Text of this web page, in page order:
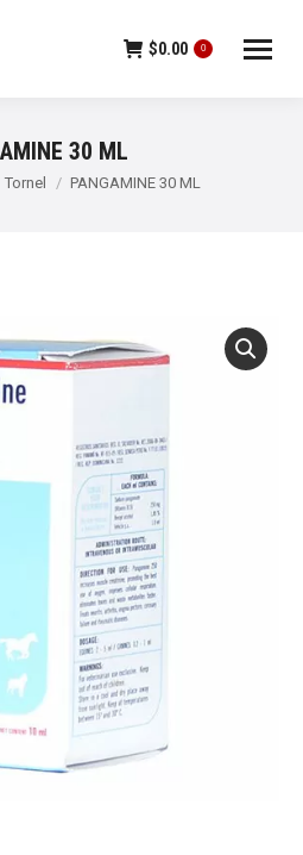
$0.00 0
30 ML
Tornel PANGAMINE 30 ML